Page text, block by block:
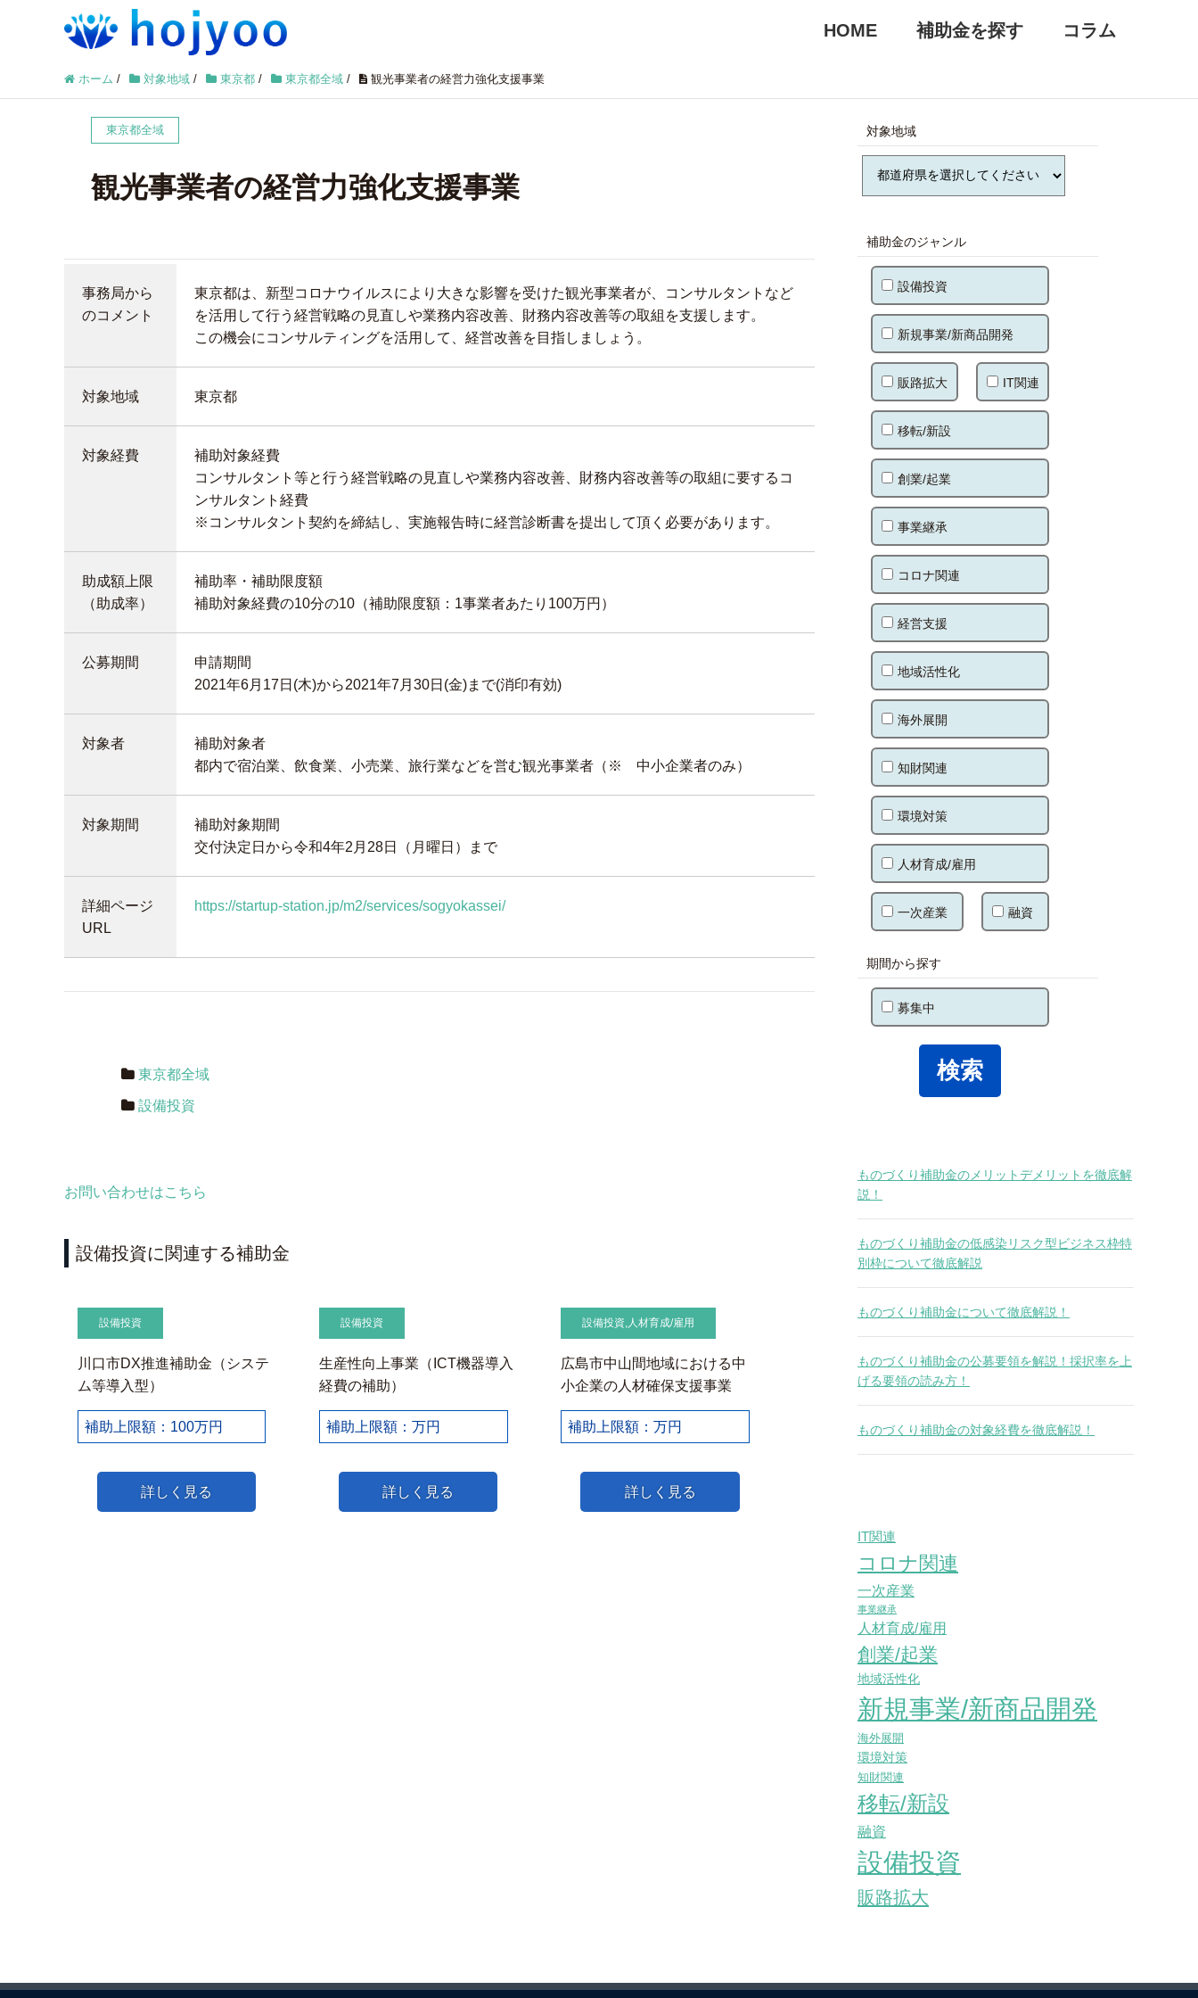
HOME 補助金を探す コラム
ホーム / 対象地域 / 東京都 / 東京都全域 / 観光事業者の経営力強化支援事業
東京都全域
観光事業者の経営力強化支援事業
事務局から
のコメント
東京都は、新型コロナウイルスにより大きな影響を受けた観光事業者が、コンサルタントなど
を活用して行う経営戦略の見直しや業務内容改善、財務内容改善等の取組を支援します。
この機会にコンサルティングを活用して、経営改善を目指しましょう。
対象地域 東京都
対象経費
補助対象経費
コンサルタント等と行う経営戦略の見直しや業務内容改善、財務内容改善等の取組に要するコ
ンサルタント経費
※コンサルタント契約を締結し、実施報告時に経営診断書を提出して頂く必要があります。
助成額上限
（助成率）
補助率・補助限度額
補助対象経費の10分の10（補助限度額：1事業者あたり100万円）
公募期間
申請期間
2021年6月17日(木)から2021年7月30日(金)まで(消印有効)
対象者
補助対象者
都内で宿泊業、飲食業、小売業、旅行業などを営む観光事業者（※ 中小企業者のみ）
対象期間
補助対象期間
交付決定日から令和4年2月28日（月曜日）まで
詳細ページ
URL
https://startup-station.jp/m2/services/sogyokassei/
東京都全域
設備投資
お問い合わせはこちら
設備投資に関連する補助金
設備投資
川口市DX推進補助金（システ
ム等導入型）
補助上限額：100万円
詳しく見る
設備投資
生産性向上事業（ICT機器導入
経費の補助）
補助上限額：万円
詳しく見る
設備投資,人材育成/雇用
広島市中山間地域における中
小企業の人材確保支援事業
補助上限額：万円
詳しく見る
対象地域
補助金のジャンル
設備投資
新規事業/新商品開発
販路拡大 IT関連
移転/新設
創業/起業
事業継承
コロナ関連
経営支援
地域活性化
海外展開
知財関連
環境対策
人材育成/雇用
一次産業 融資
期間から探す
募集中
ものづくり補助金のメリットデメリットを徹底解
説！
ものづくり補助金の低感染リスク型ビジネス枠特
別枠について徹底解説
ものづくり補助金について徹底解説！
ものづくり補助金の公募要領を解説！採択率を上
げる要領の読み方！
ものづくり補助金の対象経費を徹底解説！
IT関連
コロナ関連
一次産業
事業継承
人材育成/雇用
創業/起業
地域活性化
新規事業/新商品開発
海外展開
環境対策
知財関連
移転/新設
融資
設備投資
販路拡大